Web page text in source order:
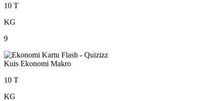
10 T
KG
9
Kuis Ekonomi Makro
10 T
KG